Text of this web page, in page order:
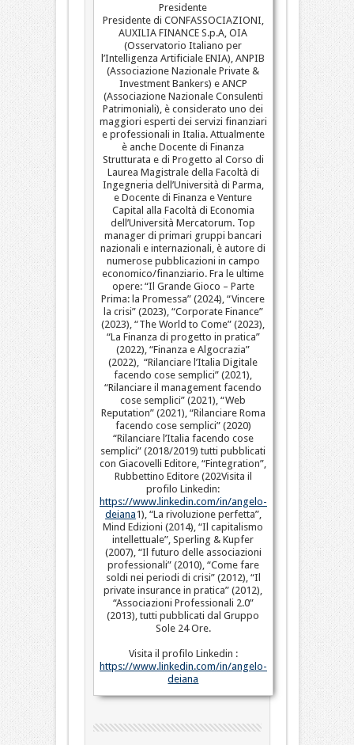
Presidente
Presidente di CONFASSOCIAZIONI,
AUXILIA FINANCE S.p.A, OIA
(Osservatorio Italiano per
l’Intelligenza Artificiale ENIA), ANPIB
(Associazione Nazionale Private &
Investment Bankers) e ANCP
(Associazione Nazionale Consulenti
Patrimoniali), è considerato uno dei
maggiori esperti dei servizi finanziari
e professionali in Italia. Attualmente
è anche Docente di Finanza
Strutturata e di Progetto al Corso di
Laurea Magistrale della Facoltà di
Ingegneria dell’Università di Parma,
e Docente di Finanza e Venture
Capital alla Facoltà di Economia
dell’Università Mercatorum. Top
manager di primari gruppi bancari
nazionali e internazionali, è autore di
numerose pubblicazioni in campo
economico/finanziario. Fra le ultime
opere: “Il Grande Gioco – Parte
Prima: la Promessa” (2024), “Vincere
la crisi” (2023), “Corporate Finance”
(2023), “The World to Come” (2023),
“La Finanza di progetto in pratica”
(2022), “Finanza e Algocrazia”
(2022), “Rilanciare l’Italia Digitale
facendo cose semplici” (2021),
“Rilanciare il management facendo
cose semplici” (2021), “Web
Reputation” (2021), “Rilanciare Roma
facendo cose semplici” (2020)
“Rilanciare l’Italia facendo cose
semplici” (2018/2019) tutti pubblicati
con Giacovelli Editore, “Fintegration”,
Rubbettino Editore (202Visita il
profilo Linkedin:
https://www.linkedin.com/in/angelo-
deiana1), “La rivoluzione perfetta”,
Mind Edizioni (2014), “Il capitalismo
intellettuale”, Sperling & Kupfer
(2007), “Il futuro delle associazioni
professionali” (2010), “Come fare
soldi nei periodi di crisi” (2012), “Il
private insurance in pratica” (2012),
“Associazioni Professionali 2.0”
(2013), tutti pubblicati dal Gruppo
Sole 24 Ore.
Visita il profilo Linkedin :
https://www.linkedin.com/in/angelo-
deiana